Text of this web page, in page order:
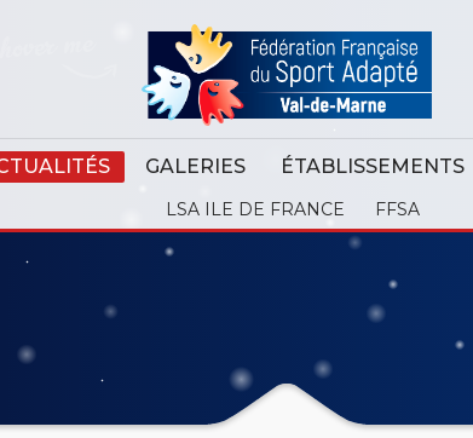
GALERIES ÉTABLISSEMENTS
LSA ILE DE FRANCE FFSA